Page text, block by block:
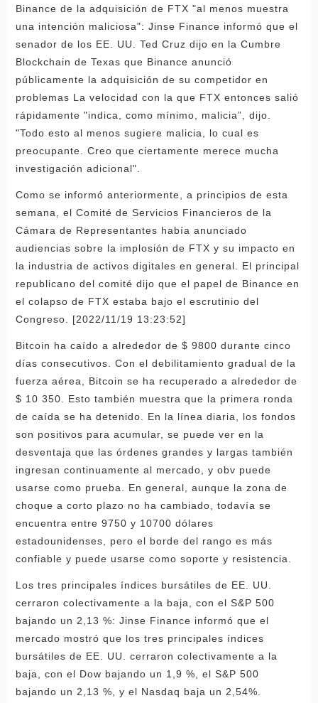
Binance de la adquisición de FTX "al menos muestra
una intención maliciosa": Jinse Finance informó que el
senador de los EE. UU. Ted Cruz dijo en la Cumbre
Blockchain de Texas que Binance anunció
públicamente la adquisición de su competidor en
problemas La velocidad con la que FTX entonces salió
rápidamente "indica, como mínimo, malicia”, dijo.
"Todo esto al menos sugiere malicia, lo cual es
preocupante. Creo que ciertamente merece mucha
investigación adicional".
Como se informó anteriormente, a principios de esta
semana, el Comité de Servicios Financieros de la
Cámara de Representantes había anunciado
audiencias sobre la implosión de FTX y su impacto en
la industria de activos digitales en general. El principal
republicano del comité dijo que el papel de Binance en
el colapso de FTX estaba bajo el escrutinio del
Congreso. [2022/11/19 13:23:52]
Bitcoin ha caído a alrededor de $ 9800 durante cinco
días consecutivos. Con el debilitamiento gradual de la
fuerza aérea, Bitcoin se ha recuperado a alrededor de
$ 10 350. Esto también muestra que la primera ronda
de caída se ha detenido. En la línea diaria, los fondos
son positivos para acumular, se puede ver en la
desventaja que las órdenes grandes y largas también
ingresan continuamente al mercado, y obv puede
usarse como prueba. En general, aunque la zona de
choque a corto plazo no ha cambiado, todavía se
encuentra entre 9750 y 10700 dólares
estadounidenses, pero el borde del rango es más
confiable y puede usarse como soporte y resistencia.
Los tres principales índices bursátiles de EE. UU.
cerraron colectivamente a la baja, con el S&P 500
bajando un 2,13 %: Jinse Finance informó que el
mercado mostró que los tres principales índices
bursátiles de EE. UU. cerraron colectivamente a la
baja, con el Dow bajando un 1,9 %, el S&P 500
bajando un 2,13 %, y el Nasdaq baja un 2,54%.